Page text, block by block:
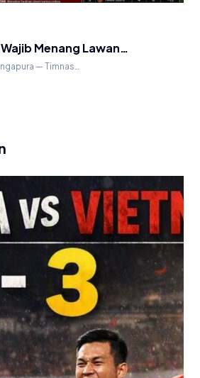
Menang Lawan…
— Timnas…